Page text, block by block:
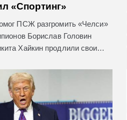
«Спортинг»
ПСЖ разгромить «Челси»
Борислав Головин
Хайкин продлили свои…